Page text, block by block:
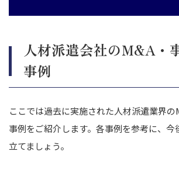
人材派遣会社のM&A・
事例
ここでは過去に実施された人材派遣業界の
事例をご紹介します。 各事例を参考に、今
立てましょう。